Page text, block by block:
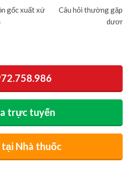
gốc xuất xứ
Câu hỏi thường gặp
dương
trực tuyến
tại Nhà thuốc